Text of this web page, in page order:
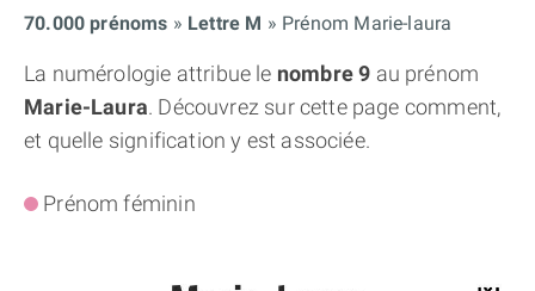
70.000 prénoms Lettre M Prénom Marie-laura
La numérologie attribue le nombre 9 au prénom
Marie-Laura. Découvrez sur cette page comment,
et quelle signification y est associée.
Prénom féminin
THÈME GRATUIT
THÈME NUMÉROLOGIQUE APPROFONDI
THÈME TEMPOREL